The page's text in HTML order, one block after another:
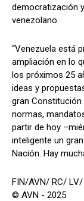
democratización
venezolano.
“Venezuela está
ampliación en lo
los próximos 25
ideas y
gran Constitución
normas,
partir de hoy
inteligente un
Nación. Hay
FIN/AVN/ RC/ LV/
© AVN - 2025